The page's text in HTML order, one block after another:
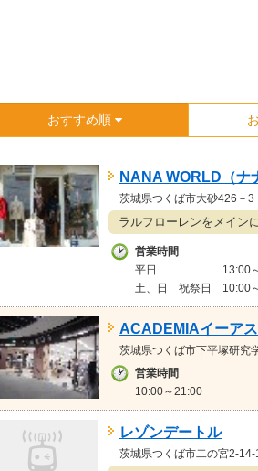
おすすめ順
NANA WORLD（ナ
茨城県つくば市大砂426－3
ラルフローレンをメイン
営業時間
平日 13:00～
土、日 祝祭日 10:00
ACADEMIAイーア
茨城県つくば市下平塚研究
営業時間
10:00～21:00
レゾンデートル
茨城県つくば市二の宮2-